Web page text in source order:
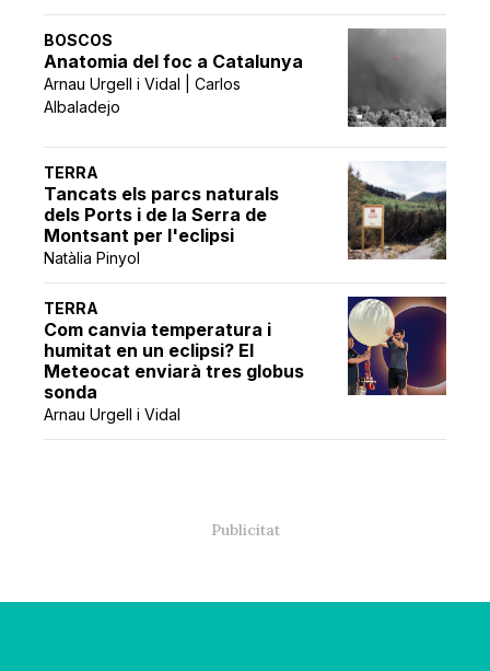
BOSCOS
Anatomia del foc a Catalunya
Arnau Urgell i Vidal | Carlos
Albaladejo
TERRA
Tancats els parcs naturals
dels Ports i de la Serra de
Montsant per l'eclipsi
Natàlia Pinyol
TERRA
Com canvia temperatura i
humitat en un eclipsi? El
Meteocat enviarà tres globus
sonda
Arnau Urgell i Vidal